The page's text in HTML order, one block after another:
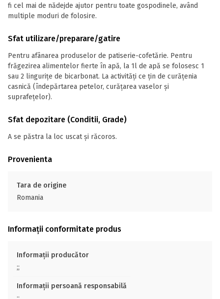
fi cel mai de nădejde ajutor pentru toate gospodinele, având
multiple moduri de folosire.
Sfat utilizare/preparare/gatire
Pentru afânarea produselor de patiserie-cofetărie. Pentru
frăgezirea alimentelor fierte în apă, la 1l de apă se folosesc 1
sau 2 lingurițe de bicarbonat. La activități ce țin de curățenia
casnică (îndepărtarea petelor, curățarea vaselor și
suprafețelor).
Sfat depozitare (Conditii, Grade)
A se păstra la loc uscat și răcoros.
Provenienta
Tara de origine
Romania
Informații conformitate produs
Informații producător
;;
Informații persoană responsabilă